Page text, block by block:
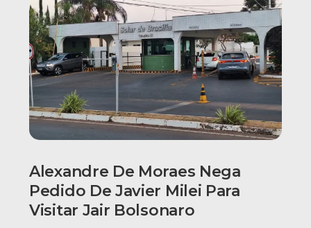
Alexandre De Moraes Nega
Pedido De Javier Milei Para
Visitar Jair Bolsonaro